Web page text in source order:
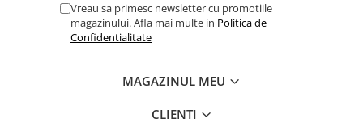
Vreau sa primesc newsletter cu promotiile
magazinului. Afla mai multe in Politica de
Confidentialitate
MAGAZINUL MEU
CLIENTI